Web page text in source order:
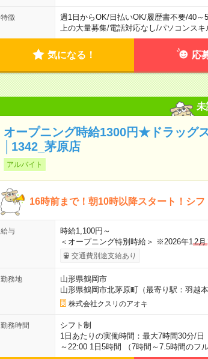
特徴 週1日からOK/日払いOK/履歴書不要/40～
上の大量募集/電話対応なし/パソコンスキ
気になる！ 応
未
オープニング時給1300円★ドラッグ
│1342_茅原店
アルバイト
16時前まで！朝10時以降スタート！シフ
給与
時給1,100円～
＜オープニング特別時給＞ ※2026年1 2月
交通費別途支給あり
勤務地
山形県鶴岡市
山形県鶴岡市北茅原町（最寄り駅：羽越本
株式会社クスリのアオキ
勤務時間
シフト制
1日あたりの実働時間：最大7時間30分/
～22:00 1日5時間 （7時間～7.5時間のフ